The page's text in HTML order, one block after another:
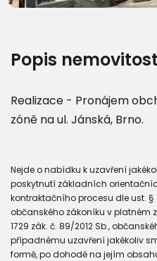
Popis
Realizace - Pronájem
zóně na ul. Jánská, Brno.
Nejde o nabídku k uzavření
poskytnutí základních
kontraktačního procesu dle ust. §
občanského zákoníku v platném
1729 zák. č. 89/2012 Sb.,
případnému uzavření jakékoliv
formě, po dohodě na jejím